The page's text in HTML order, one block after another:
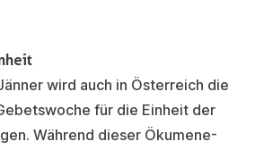
wird auch in Österreich die
für die Einheit der
Während dieser Ökumene-